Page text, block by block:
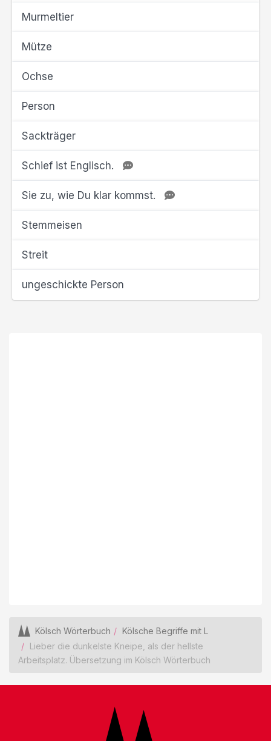
Murmeltier
Mütze
Ochse
Person
Sackträger
Schief ist Englisch.
Sie zu, wie Du klar kommst.
Stemmeisen
Streit
ungeschickte Person
Kölsch Wörterbuch
Kölsche Begriffe mit L
Lieber die dunkelste Kneipe, als der hellste
Arbeitsplatz. Übersetzung im Kölsch Wörterbuch